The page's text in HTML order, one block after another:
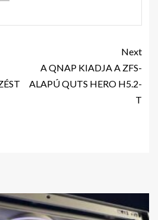
Next
A QNAP KIADJA A ZFS-
ALAPÚ QUTS HERO H5.2-
T